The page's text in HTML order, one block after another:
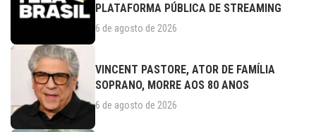
PLATAFORMA PÚBLICA DE STREAMING
6 de agosto de 2026
VINCENT PASTORE, ATOR DE FAMÍLIA
SOPRANO, MORRE AOS 80 ANOS
6 de agosto de 2026